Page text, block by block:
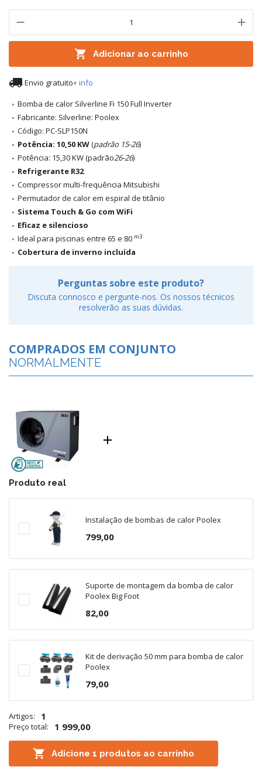
 Adicionar ao carrinho
 Envio gratuito+ info
Bomba de calor Silverline Fi 150 Full Inverter
Fabricante: Silverline: Poolex
Código: PC-SLP150N
Potência: 10,50 KW(padrão 15-26)
Potência: 15,30 KW(padrão26-26)
Refrigerante R32
Compressor multi-frequência Mitsubishi
Permutador de calor em espiral de titânio
Sistema Touch & Go com WiFi
Eficaz e silencioso
Ideal para piscinas entre 65 e 80 m3
Cobertura de inverno incluída
Perguntas sobre este produto?
Discuta connosco e pergunte-nos. Os nossos técnicos
resolverão as suas dúvidas.
COMPRADOS EM CONJUNTO
NORMALMENTE
Produto real

Instalação de bombas de calor Poolex
799,00
Suporte de montagem da bomba de calor
Poolex Big Foot
82,00
Kit de derivação 50 mm para bomba de calor
Poolex
79,00
Artigos: 1
Preço total: 1 999,00
 Adicione 1 produtos ao carrinho